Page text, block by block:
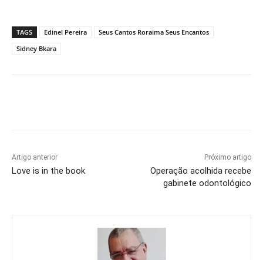
TAGS Edinel Pereira
Seus Cantos Roraima Seus Encantos
Sidney Bkara
Artigo anterior
Love is in the book
Próximo artigo
Operação acolhida recebe
gabinete odontológico